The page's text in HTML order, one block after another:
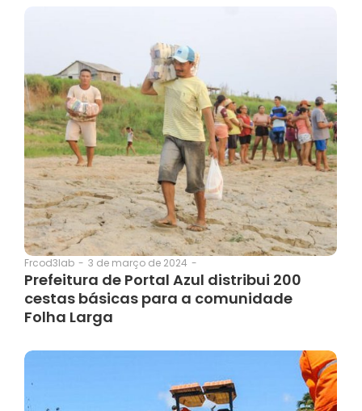
Frcod3lab - 3 de março de 2024 -
Prefeitura de Portal Azul distribui 200
cestas básicas para a comunidade
Folha Larga